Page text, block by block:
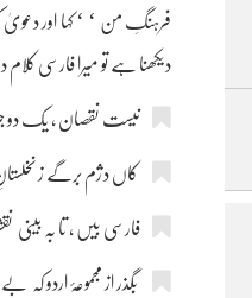
فرہنگِ من ‘ ‘ کہا اور
دیکھنا ہے تو میرا فارسی کلام
نیست نقصان ، یک دو
کاں دژم برگے ز
فارسی بیں ، تا بہ
بگذر از مجموعۂ اردو